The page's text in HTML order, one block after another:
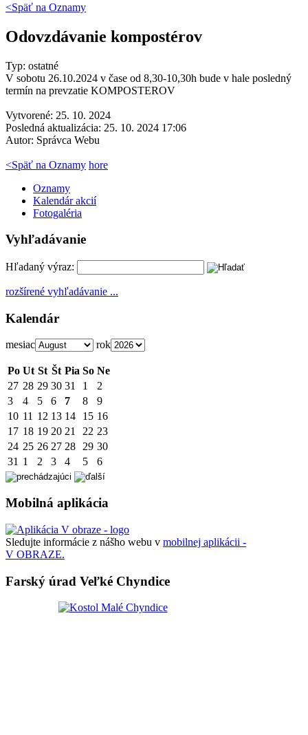
<Späť na Oznamy
Odovzdávanie kompostérov
Typ: ostatné
V sobotu 26.10.2024 v čase od 8,30-10,30h bude v hale posledný
termín na prevzatie KOMPOSTEROV
Vytvorené: 25. 10. 2024
Posledná aktualizácia: 25. 10. 2024 17:06
Autor: Správca Webu
<Späť na Oznamy hore
Oznamy
Kalendár akcií
Fotogaléria
Vyhľadávanie
Hľadaný výraz:
rozšírené vyhľadávanie ...
Kalendár
mesiac rok
Po Ut St Št Pia So Ne
27 28 29 30 31 1
2
3
4 5 6 7 8
9
10 11 12 13 14 15 16
17 18 19 20 21 22 23
24 25 26 27 28 29 30
31 1 2 3 4 5 6
Mobilná aplikácia
Sledujte informácie z nášho webu v mobilnej aplikácii -
V OBRAZE.
Farský úrad Veľké Chyndice